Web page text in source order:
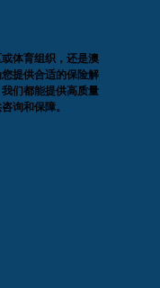
体育组织，还是澳
提供合适的保险解
们都能提供高质量
询和保障。